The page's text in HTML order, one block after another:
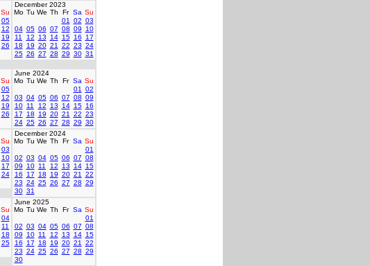
Su
05
12
19
26
December 2023
Mo Tu We Th Fr Sa Su
01
02 03
04 05 06 07 08 09
10
11
12 13 14 15 16
17
18
19 20 21 22 23 24
25 26 27 28 29 30 31
Su
05
12
19
26
June 2024
Mo Tu We Th Fr Sa Su
01
02
03 04 05 06 07 08 09
10 11 12 13 14 15 16
17
18 19 20 21 22 23
24 25 26 27 28 29 30
Su
03
10
17
24
December 2024
Mo Tu We Th Fr Sa Su
01
02 03 04 05 06 07 08
09
10 11 12 13 14 15
16
17 18 19 20 21
22
23 24 25 26 27 28 29
30 31
Su
04
11
18
25
June 2025
Mo Tu We Th Fr Sa Su
01
02 03 04 05 06 07 08
09
10 11 12 13 14 15
16
17 18 19 20 21
22
23 24 25 26 27 28 29
30